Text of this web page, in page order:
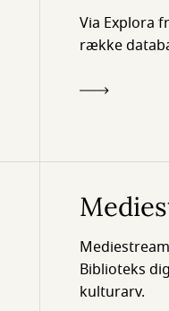
Via Explora
række
Biblioteks
kulturarv.